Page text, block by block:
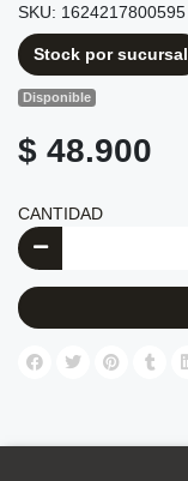
SKU: 1624217800595
Stock por sucursal
Disponible
$ 48.900
CANTIDAD